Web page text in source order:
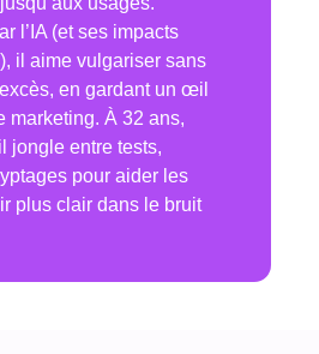
l’IA (et ses impacts
il aime vulgariser sans
en gardant un œil
marketing. À 32 ans,
jongle entre tests,
pour aider les
plus clair dans le bruit